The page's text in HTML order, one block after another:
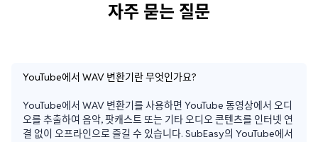
자주 묻는 질문
YouTube에서 WAV 변환기란 무엇인가요?
YouTube에서 WAV 변환기를 사용하면 YouTube 동영상에서 오디
오를 추출하여 음악, 팟캐스트 또는 기타 오디오 콘텐츠를 인터넷 연
결 없이 오프라인으로 즐길 수 있습니다. SubEasy의 YouTube에서